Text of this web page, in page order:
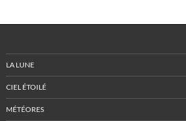
LA LUNE
CIEL ÉTOILÉ
MÉTÉORES